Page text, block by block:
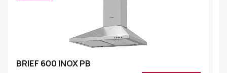
BRIEF 600 INOX PB